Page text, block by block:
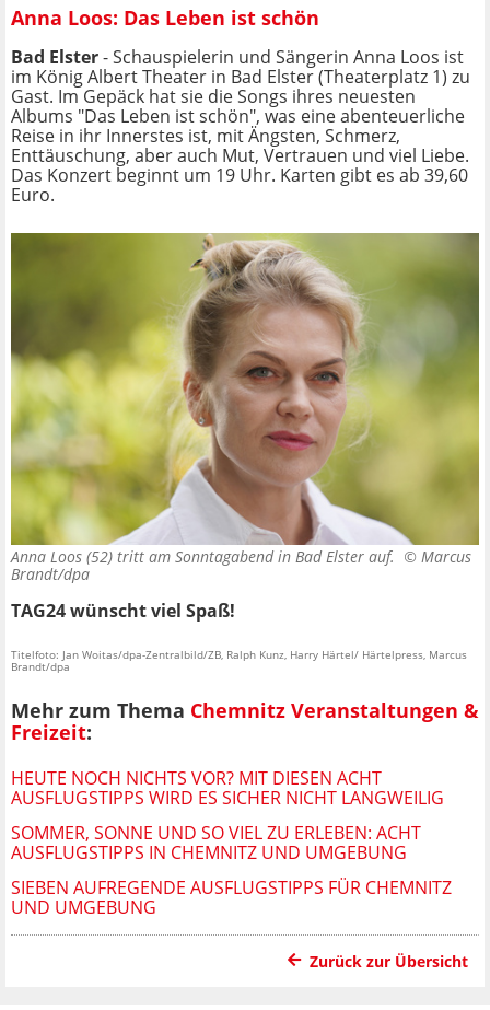
Anna Loos: Das Leben ist schön
Bad Elster- Schauspielerin und Sängerin Anna Loos ist
im König Albert Theater in Bad Elster (Theaterplatz 1) zu
Gast. Im Gepäck hat sie die Songs ihres neuesten
Albums "Das Leben ist schön", was eine abenteuerliche
Reise in ihr Innerstes ist, mit Ängsten, Schmerz,
Enttäuschung, aber auch Mut, Vertrauen und viel Liebe.
Das Konzert beginnt um 19 Uhr. Karten gibt es ab 39,60
Euro.
Anna Loos (52) tritt am Sonntagabend in Bad Elster auf. © Marcus
Brandt/dpa
TAG24 wünscht viel Spaß!
Titelfoto: Jan Woitas/dpa-Zentralbild/ZB, Ralph Kunz, Harry Härtel/ Härtelpress, Marcus
Brandt/dpa
Mehr zum Thema Chemnitz Veranstaltungen &
Freizeit:
HEUTE NOCH NICHTS VOR? MIT DIESEN ACHT
AUSFLUGSTIPPS WIRD ES SICHER NICHT LANGWEILIG
SOMMER, SONNE UND SO VIEL ZU ERLEBEN: ACHT
AUSFLUGSTIPPS IN CHEMNITZ UND UMGEBUNG
SIEBEN AUFREGENDE AUSFLUGSTIPPS FÜR CHEMNITZ
UND UMGEBUNG
Zurück zur Übersicht